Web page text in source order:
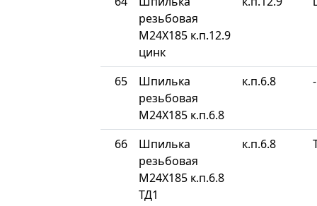
резьбовая
М24Х185 к.п.12.9
цинк
65
Шпилька
резьбовая
М24Х185 к.п.6.8
к.п.6.8 -
66
Шпилька
резьбовая
М24Х185 к.п.6.8
ТД1
к.п.6.8